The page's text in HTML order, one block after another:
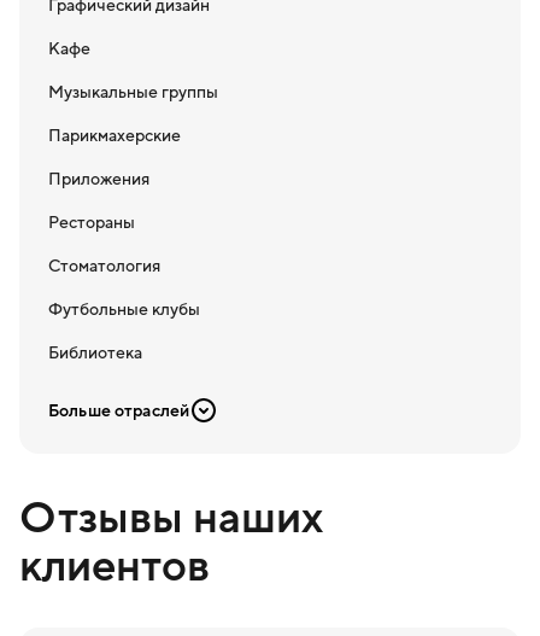
Графический дизайн
Кафе
Музыкальные группы
Парикмахерские
Приложения
Рестораны
Стоматология
Футбольные клубы
Библиотека
Больше отраслей
Отзывы наших
клиентов